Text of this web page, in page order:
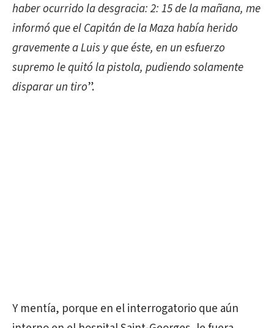
haber ocurrido la desgracia: 2: 15 de la mañana, me
informó que el Capitán de la Maza había herido
gravemente a Luis y que éste, en un esfuerzo
supremo le quitó la pistola, pudiendo solamente
disparar un tiro”.
Y mentía, porque en el interrogatorio que aún